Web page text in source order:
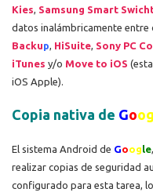
Kies Samsung Smart
datos inalámbricamente entre
Backup HiSuite Sony PC
iTunes y/o Move to iOS
iOS Apple).
Copia nativa de Goog
El sistema Android de Google
realizar copias de seguridad
configurado para esta tarea,